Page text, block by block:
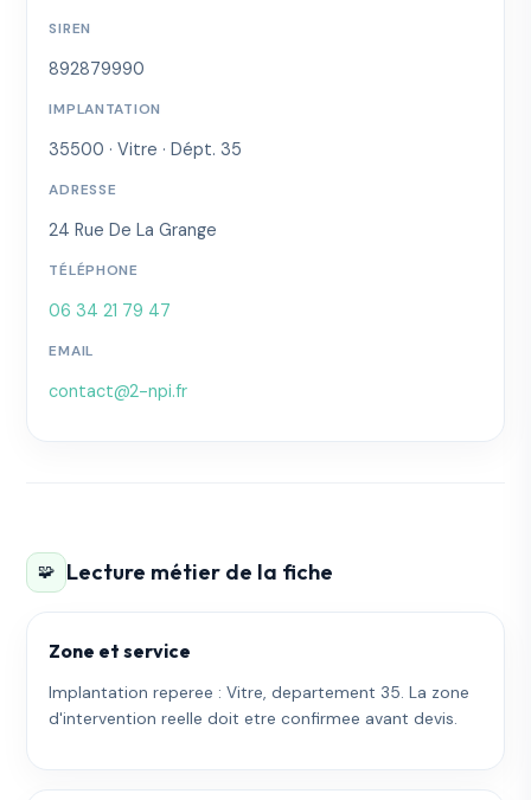
SIREN
892879990
IMPLANTATION
35500 · Vitre · Dépt. 35
ADRESSE
24 Rue De La Grange
TÉLÉPHONE
06 34 21 79 47
EMAIL
contact@2-npi.fr
🧩 Lecture métier de la fiche
Zone et service
Implantation reperee : Vitre, departement 35. La zone
d'intervention reelle doit etre confirmee avant devis.